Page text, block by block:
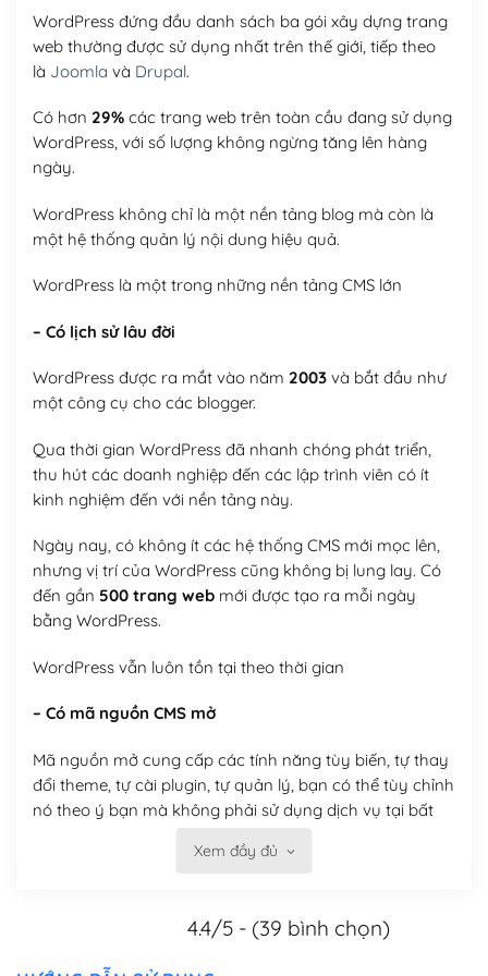
WordPress đứng đầu danh sách ba gói xây dựng trang
web thường được sử dụng nhất trên thế giới, tiếp theo
là Joomla và Drupal.
Có hơn 29%các trang web trên toàn cầu đang sử dụng
WordPress, với số lượng không ngừng tăng lên hàng
ngày.
WordPress không chỉ là một nền tảng blog mà còn là
một hệ thống quản lý nội dung hiệu quả.
WordPress là một trong những nền tảng CMS lớn
– Có lịch sử lâu đời
WordPress được ra mắt vào năm 2003và bắt đầu như
một công cụ cho các blogger.
Qua thời gian WordPress đã nhanh chóng phát triển,
thu hút các doanh nghiệp đến các lập trình viên có ít
kinh nghiệm đến với nền tảng này.
Ngày nay, có không ít các hệ thống CMS mới mọc lên,
nhưng vị trí của WordPress cũng không bị lung lay. Có
đến gần 500 trang webmới được tạo ra mỗi ngày
bằng WordPress.
WordPress vẫn luôn tồn tại theo thời gian
– Có mã nguồn CMS mở
Mã nguồn mở cung cấp các tính năng tùy biến, tự thay
đổi theme, tự cài plugin, tự quản lý, bạn có thể tùy chỉnh
nó theo ý bạn mà không phải sử dụng dịch vụ tại bất
Xem đầy đủ
4.4/5 - (39 bình chọn)